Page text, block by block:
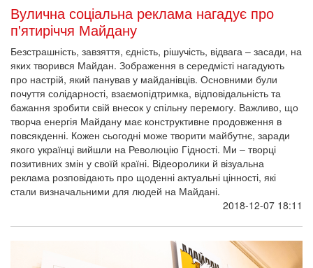
Вулична соціальна реклама нагадує про
п'ятиріччя Майдану
Безстрашність, завзяття, єдність, рішучість, відвага – засади, на
яких творився Майдан. Зображення в середмісті нагадують
про настрій, який панував у майданівців. Основними були
почуття солідарності, взаємопідтримка, відповідальність та
бажання зробити свій внесок у спільну перемогу. Важливо, що
творча енергія Майдану має конструктивне продовження в
повсякденні. Кожен сьогодні може творити майбутнє, заради
якого українці вийшли на Революцію Гідності. Ми – творці
позитивних змін у своїй країні. Відеоролики й візуальна
реклама розповідають про щоденні актуальні цінності, які
стали визначальними для людей на Майдані.
2018-12-07 18:11